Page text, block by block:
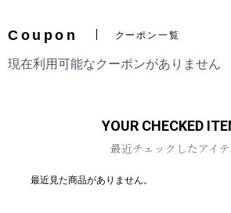
Coupon クーポン一覧
現在利用可能なクーポンがありません
YOUR CHECKED
最近チェックしたアイテ
最近見た商品がありません。